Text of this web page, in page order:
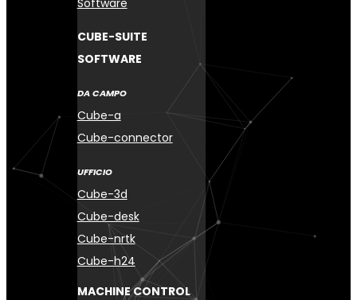
CUBE-SUITE
SOFTWARE
DA CAMPO
Cube-a
Cube-connector
UFFICIO
Cube-3d
Cube-desk
Cube-nrtk
Cube-h24
MACHINE CONTROL